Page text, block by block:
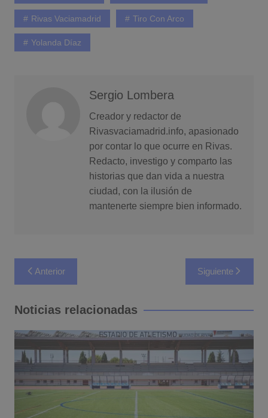
Rivas Vaciamadrid Tiro Con Arco
Yolanda Díaz
Sergio Lombera
Creador y redactor de
Rivasvaciamadrid.info, apasionado
por contar lo que ocurre en Rivas.
Redacto, investigo y comparto las
historias que dan vida a nuestra
ciudad, con la ilusión de
mantenerte siempre bien informado.
Navegación
de
entradas
Anterior Siguiente
Noticias relacionadas